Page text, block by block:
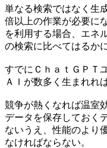
単なる検索ではなく生
倍以上の作業が必要に
を利用する場合、エネ
の検索に比べてはるか
すでにＣｈａｔＧＰＴ
ＡＩが数多く生まれれ
競争が熱くなれば温室
データを保存しておく
ないうえ、性能のより
なければならない。